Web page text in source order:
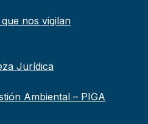
nos vigilan
Jurídica
Ambiental – PIGA